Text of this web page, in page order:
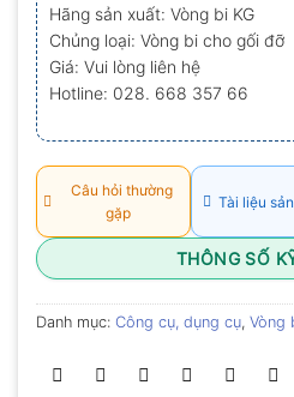
Hãng sản xuất: Vòng bi KG
Chủng loại: Vòng bi cho gối đỡ
Giá: Vui lòng liên hệ
Hotline: 028. 668 357 66
Câu hỏi thường
gặp
Tài liệu
THÔNG SỐ
Danh mục: Công cụ, dụng cụ, Vòng